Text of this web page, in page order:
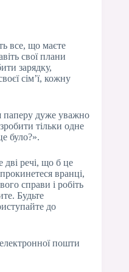
все, що маєте
свої плани
зарядку,
сім’ї, кожну
паперу дуже уважно
тільки одне
було?».
речі, що б це
вранці,
справи і робіть
Будьте
до
пошти